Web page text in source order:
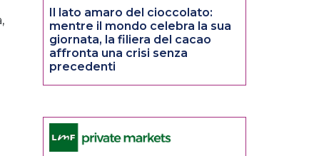
Il lato amaro del cioccolato:
mentre il mondo celebra la sua
giornata, la filiera del cacao
affronta una crisi senza
precedenti